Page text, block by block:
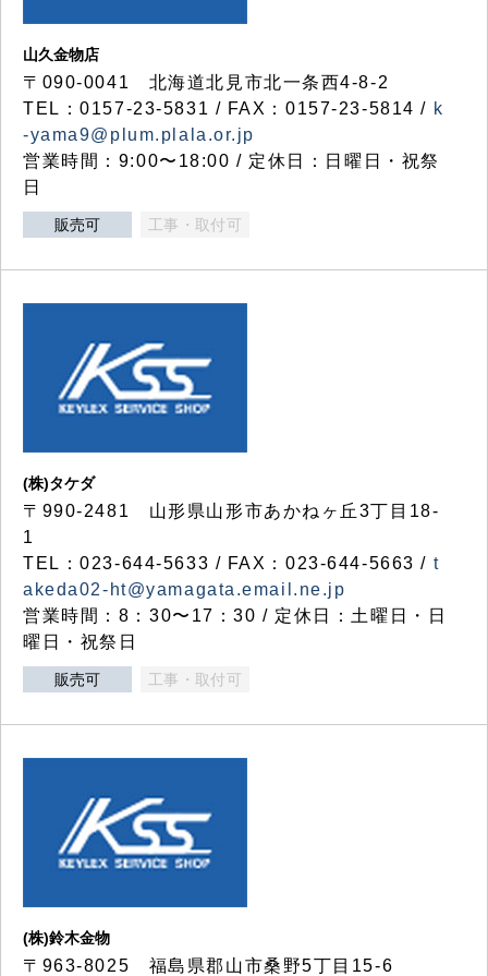
山久金物店
〒090-0041 北海道北見市北一条西4-8-2
TEL：0157-23-5831 / FAX：0157-23-5814 / k
-yama9@plum.plala.or.jp
営業時間：9:00〜18:00 / 定休日：日曜日・祝祭
日
販売可 工事・取付可
(株)タケダ
〒990-2481 山形県山形市あかねヶ丘3丁目18-
1
TEL：023-644-5633 / FAX：023-644-5663 / t
akeda02-ht@yamagata.email.ne.jp
営業時間：8：30〜17：30 / 定休日：土曜日・日
曜日・祝祭日
販売可 工事・取付可
(株)鈴木金物
〒963-8025 福島県郡山市桑野5丁目15-6